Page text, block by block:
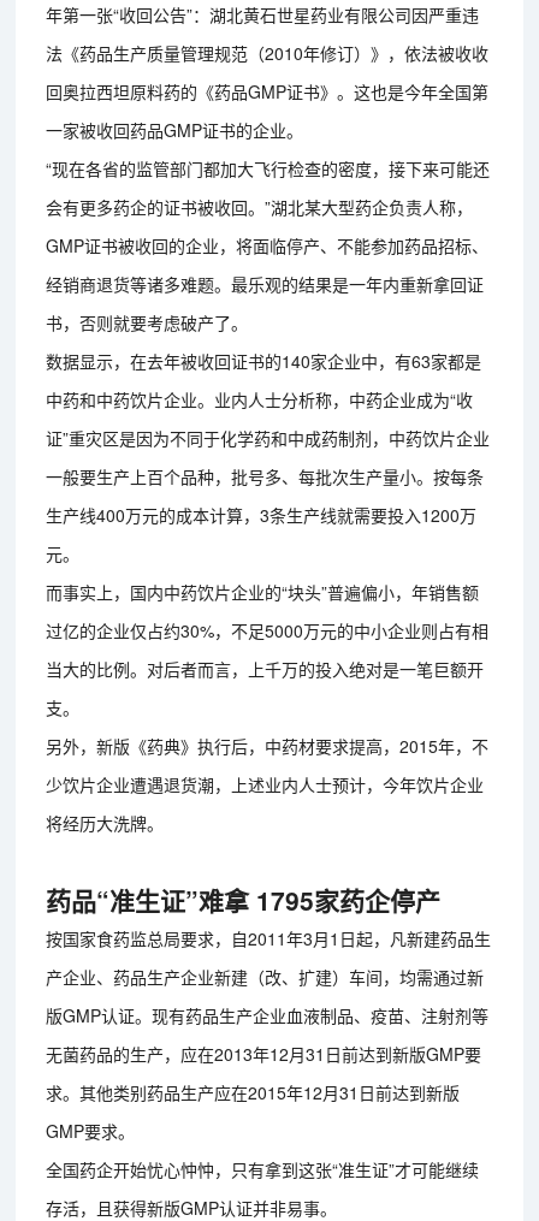
年第一张“收回公告”：湖北黄石世星药业有限公司因严重违
法《药品生产质量管理规范（2010年修订）》，依法被收收
回奥拉西坦原料药的《药品GMP证书》。这也是今年全国第
一家被收回药品GMP证书的企业。
“现在各省的监管部门都加大飞行检查的密度，接下来可能还
会有更多药企的证书被收回。”湖北某大型药企负责人称，
GMP证书被收回的企业，将面临停产、不能参加药品招标、
经销商退货等诸多难题。最乐观的结果是一年内重新拿回证
书，否则就要考虑破产了。
数据显示，在去年被收回证书的140家企业中，有63家都是
中药和中药饮片企业。业内人士分析称，中药企业成为“收
证”重灾区是因为不同于化学药和中成药制剂，中药饮片企业
一般要生产上百个品种，批号多、每批次生产量小。按每条
生产线400万元的成本计算，3条生产线就需要投入1200万
元。
而事实上，国内中药饮片企业的“块头”普遍偏小，年销售额
过亿的企业仅占约30%，不足5000万元的中小企业则占有相
当大的比例。对后者而言，上千万的投入绝对是一笔巨额开
支。
另外，新版《药典》执行后，中药材要求提高，2015年，不
少饮片企业遭遇退货潮，上述业内人士预计，今年饮片企业
将经历大洗牌。
药品“准生证”难拿 1795家药企停产
按国家食药监总局要求，自2011年3月1日起，凡新建药品生
产企业、药品生产企业新建（改、扩建）车间，均需通过新
版GMP认证。现有药品生产企业血液制品、疫苗、注射剂等
无菌药品的生产，应在2013年12月31日前达到新版GMP要
求。其他类别药品生产应在2015年12月31日前达到新版
GMP要求。
全国药企开始忧心忡忡，只有拿到这张“准生证”才可能继续
存活，且获得新版GMP认证并非易事。